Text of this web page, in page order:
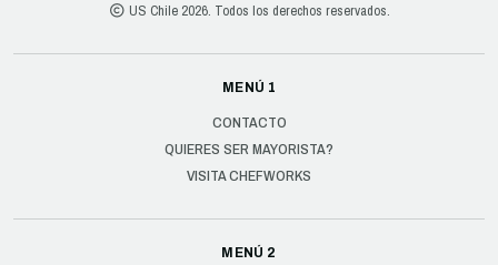
US Chile 2026. Todos los derechos reservados.
MENÚ 1
CONTACTO
QUIERES SER MAYORISTA?
VISITA CHEFWORKS
MENÚ 2